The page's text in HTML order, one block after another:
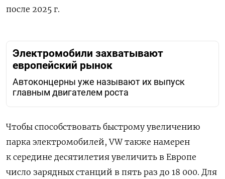
после 2025 г.
Электромобили захватывают
европейский рынок
Автоконцерны уже называют их выпуск
главным двигателем роста
Чтобы способствовать быстрому увеличению
парка электромобилей,VWтакже намерен
к середине десятилетия увеличить в Европе
число зарядных станций в пять раз до 18 000. Для